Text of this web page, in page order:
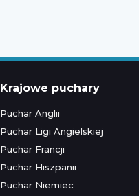
Krajowe puchary
Puchar Anglii
Puchar Ligi Angielskiej
Puchar Francji
Puchar Hiszpanii
Puchar Niemiec